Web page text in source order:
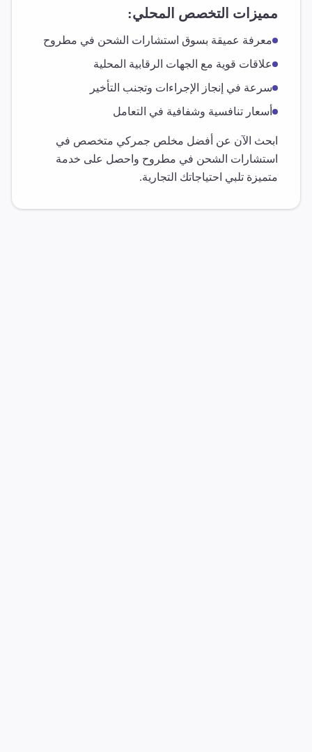
مميزات التخصص المحلي:
معرفة عميقة بسوق استشارات الشحن في مطروح
علاقات قوية مع الجهات الرقابية المحلية
سرعة في إنجاز الإجراءات وتجنب التأخير
أسعار تنافسية وشفافية في التعامل
ابحث الآن عن أفضل مخلص جمركي متخصص في
استشارات الشحن في مطروح واحصل على خدمة
متميزة تلبي احتياجاتك التجارية.